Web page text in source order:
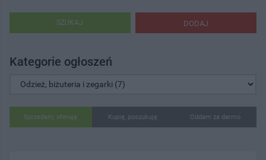
DODAJ
SZUKAJ
Kategorie ogłoszeń
Sprzedam, oferuję Kupię, poszukuję Oddam za darmo